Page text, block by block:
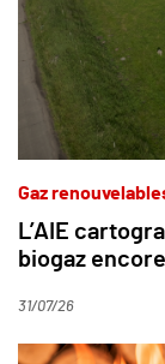
Gaz
L’AIE
biogaz
31/07/26